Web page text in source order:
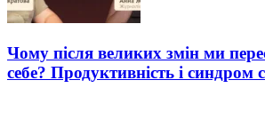
Чому після великих змін ми
себе? Продуктивність і синдром